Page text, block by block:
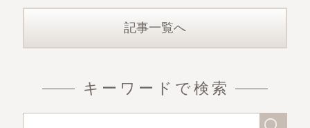
記事一覧へ
キーワードで検索